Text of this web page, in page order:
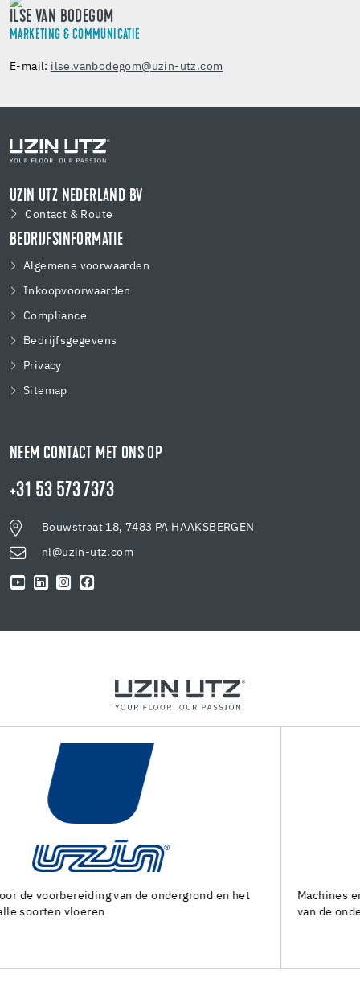
ILSE VAN BODEGOM
MARKETING & COMMUNICATIE
E-mail: ilse.vanbodegom@uzin-utz.com
UZIN UTZ NEDERLAND BV
Contact & Route
BEDRIJFSINFORMATIE
Algemene voorwaarden
Inkoopvoorwaarden
Compliance
Bedrijfsgegevens
Privacy
Sitemap
NEEM CONTACT MET ONS OP
+31 53 573 7373
Bouwstraat 18, 7483 PA HAAKSBERGEN
nl@uzin-utz.com
Machines en speciaal gereedschap voor de voorbereiding
van de ondergrond en het leggen van alle soorten bedekking